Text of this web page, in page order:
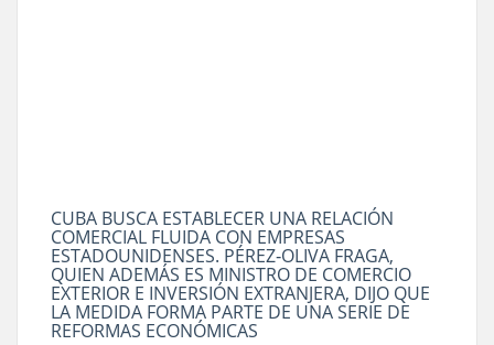
CUBA BUSCA ESTABLECER UNA RELACIÓN
COMERCIAL FLUIDA CON EMPRESAS
ESTADOUNIDENSES. PÉREZ‑OLIVA FRAGA,
QUIEN ADEMÁS ES MINISTRO DE COMERCIO
EXTERIOR E INVERSIÓN EXTRANJERA, DIJO QUE
LA MEDIDA FORMA PARTE DE UNA SERIE DE
REFORMAS ECONÓMICAS